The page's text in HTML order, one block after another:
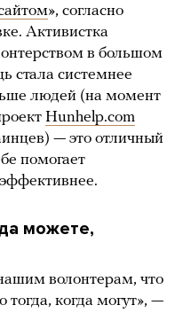
», согласно
Активистка
в большом
стала системнее
людей (на момент
Hunhelp.com
— это отличный
помогает
можете,
волонтерам, что
когда могут», —